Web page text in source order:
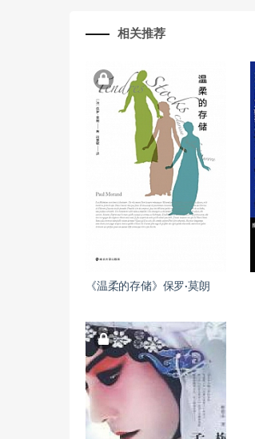
相关推荐
《温柔的存储》保罗·莫朗